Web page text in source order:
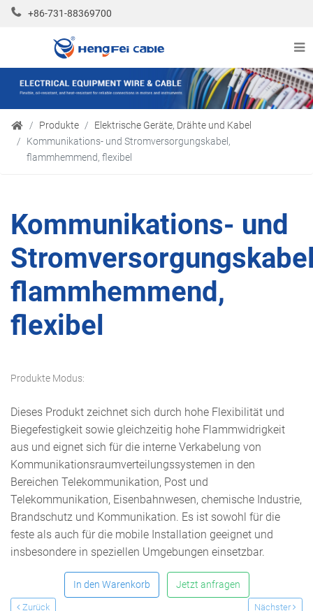
+86-731-88369700
Produkte
Elektrische Geräte, Drähte und Kabel
Kommunikations- und Stromversorgungskabel,
flammhemmend, flexibel
Kommunikations- und
flammhemmend,
flexibel
Produkte Modus:
Dieses Produkt zeichnet sich durch hohe Flexibilität und
Biegefestigkeit sowie gleichzeitig hohe Flammwidrigkeit
aus und eignet sich für die interne Verkabelung von
Kommunikationsraumverteilungssystemen in den
Bereichen Telekommunikation, Post und
Telekommunikation, Eisenbahnwesen, chemische Industrie,
Brandschutz und Kommunikation. Es ist sowohl für die
feste als auch für die mobile Installation geeignet und
insbesondere in speziellen Umgebungen einsetzbar.
In den Warenkorb Jetzt anfragen
Zurück Nächster